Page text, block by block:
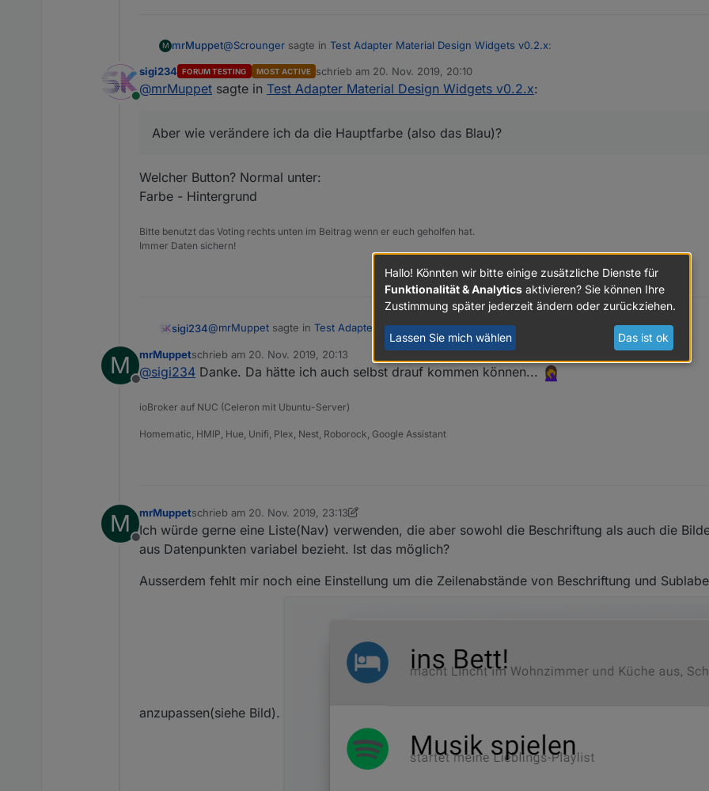
M mrMuppet@Scrounger sagte in Test Adapter Material Design Widgets v0.2.x:
Am besten ist ein Bild im 16:9 Format zu verwenden. Wenn du ein Icon nutzen möchtest, dann
die Hauptfarbe (also das Blau)?
Online
sigi234 FORUM TESTING MOST ACTIVE schrieb am 20. Nov. 2019, 20:10
zuletzt editiert von
@mrMuppet sagte in Test Adapter Material Design Widgets v0.2.x:
Aber wie verändere ich da die Hauptfarbe (also das Blau)?
Welcher Button? Normal unter:
Farbe - Hintergrund
Bitte benutzt das Voting rechts unten im Beitrag wenn er euch geholfen hat.
Immer Daten sichern!
sigi234@mrMuppet sagte in Test Adapter Material Design Widgets v0.2.x
Aber wie verändere ich da die Hauptfarbe (also das Blau)?
Welcher Button? Normal unter:
M
Offline
mrMuppetschrieb am 20. Nov. 2019, 20:13
zuletzt editiert von
@sigi234 Danke. Da hätte ich auch selbst drauf kommen können...
ioBroker auf NUC (Celeron mit Ubuntu-Server)
Homematic, HMIP, Hue, Unifi, Plex, Nest, Roborock, Google Assistant
M
Offline
mrMuppetschrieb am 20. Nov. 2019, 23:13
zuletzt editiert von mrMuppet
Ich würde gerne eine Liste(Nav) verwenden, die aber sowohl die Beschriftung als auch die
aus Datenpunkten variabel bezieht. Ist das möglich?
Ausserdem fehlt mir noch eine Einstellung um die Zeilenabstände von Beschriftung und
anzupassen(siehe Bild).
Hallo! Könnten wir bitte einige zusätzliche Dienste für
Funktionalität & Analytics aktivieren? Sie können Ihre
Zustimmung später jederzeit ändern oder zurückziehen.
Lassen Sie mich wählen Das ist ok